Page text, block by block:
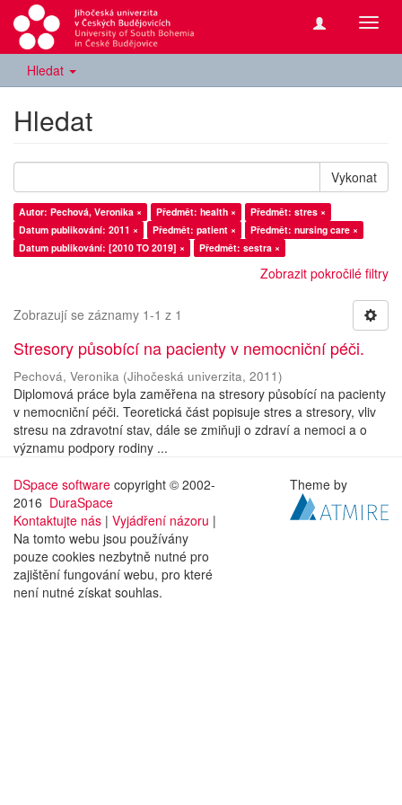
Hledat
Hledat
Vykonat
Autor: Pechová, Veronika × Předmět: health ×
Předmět: stres ×
Datum publikování: 2011 ×
Předmět: patient ×
Předmět: nursing care ×
Datum publikování: [2010 TO 2019] ×
Předmět: sestra ×
Zobrazit pokročilé filtry
Zobrazují se záznamy 1-1 z 1
Stresory působící na pacienty v nemocniční péči.
Pechová, Veronika (Jihočeská univerzita, 2011)
Diplomová práce byla zaměřena na stresory působící na pacienty
v nemocniční péči. Teoretická část popisuje stres a stresory, vliv
stresu na zdravotní stav, dále se zmiňuji o zdraví a nemoci a o
významu podpory rodiny ...
DSpace software copyright © 2002-
2016 DuraSpace
Kontaktujte nás | Vyjádření názoru |
Na tomto webu jsou používány
pouze cookies nezbytně nutné pro
zajištění fungování webu, pro které
není nutné získat souhlas.
Theme by